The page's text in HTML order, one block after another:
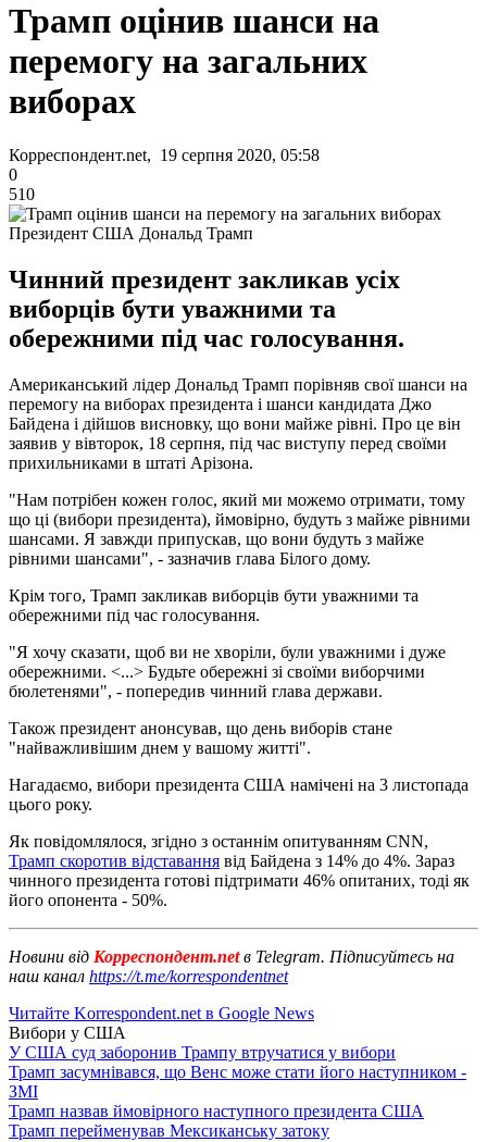
Трамп оцінив шанси на
перемогу на загальних
виборах
Корреспондент.net, 19 серпня 2020, 05:58
0
510
Президент США Дональд Трамп
Чинний президент закликав усіх
виборців бути уважними та
обережними під час голосування.
Американський лідер Дональд Трамп порівняв свої шанси на
перемогу на виборах президента і шанси кандидата Джо
Байдена і дійшов висновку, що вони майже рівні. Про це він
заявив у вівторок, 18 серпня, під час виступу перед своїми
прихильниками в штаті Арізона.
"Нам потрібен кожен голос, який ми можемо отримати, тому
що ці (вибори президента), ймовірно, будуть з майже рівними
шансами. Я завжди припускав, що вони будуть з майже
рівними шансами", - зазначив глава Білого дому.
Крім того, Трамп закликав виборців бути уважними та
обережними під час голосування.
"Я хочу сказати, щоб ви не хворіли, були уважними і дуже
обережними. <...> Будьте обережні зі своїми виборчими
бюлетенями", - попередив чинний глава держави.
Також президент анонсував, що день виборів стане
"найважливішим днем ​​у вашому житті".
Нагадаємо, вибори президента США намічені на 3 листопада
цього року.
Як повідомлялося, згідно з останнім опитуванням CNN,
Трамп скоротив відставання від Байдена з 14% до 4%. Зараз
чинного президента готові підтримати 46% опитаних, тоді як
його опонента - 50%.
Новини від Корреспондент.netв Telegram. Підписуйтесь на
наш канал https://t.me/korrespondentnet
Читайте Korrespondent.net в Google News
Вибори у США
У США суд заборонив Трампу втручатися у вибори
Трамп засумнівався, що Венс може стати його наступником -
ЗМІ
Трамп назвав ймовірного наступного президента США
Трамп перейменував Мексиканську затоку